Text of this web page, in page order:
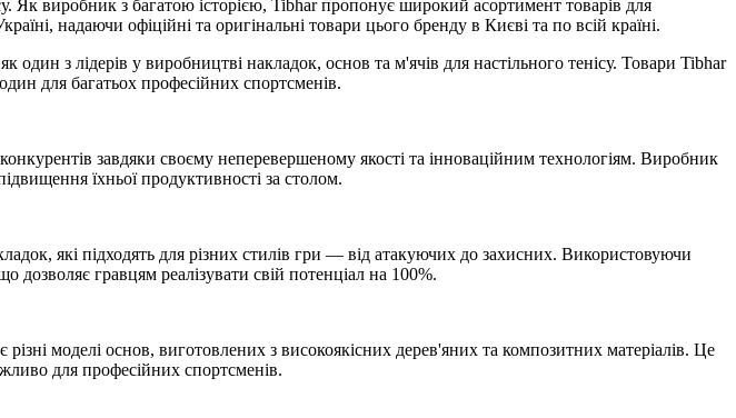
Як виробник з багатою історією, Tibhar пропонує широкий асортимент товарів для
надаючи офіційні та оригінальні товари цього бренду в Києві та по всій країні.
один з лідерів у виробництві накладок, основ та м'ячів для настільного тенісу. Товари Tibhar
для багатьох професійних спортсменів.
завдяки своєму неперевершеному якості та інноваційним технологіям. Виробник
їхньої продуктивності за столом.
які підходять для різних стилів гри — від атакуючих до захисних. Використовуючи
дозволяє гравцям реалізувати свій потенціал на 100%.
моделі основ, виготовлених з високоякісних дерев'яних та композитних матеріалів. Це
для професійних спортсменів.